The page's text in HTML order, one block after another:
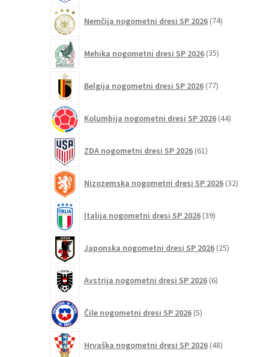
Nemčija nogometni dresi SP 2026 74izdelkov
Mehika nogometni dresi SP 2026 35izdelkov
Belgija nogometni dresi SP 2026 77izdelkov
Kolumbija nogometni dresi SP 2026 44izdelkov
ZDA nogometni dresi SP 2026 61izdelkov
Nizozemska nogometni dresi SP 2026 32izdelkov
Italija nogometni dresi SP 2026 39izdelkov
Japonska nogometni dresi SP 2026 25izdelkov
Avstrija nogometni dresi SP 2026 6izdelkov
Čile nogometni dresi SP 2026 5izdelkov
Hrvaška nogometni dresi SP 2026 48izdelkov